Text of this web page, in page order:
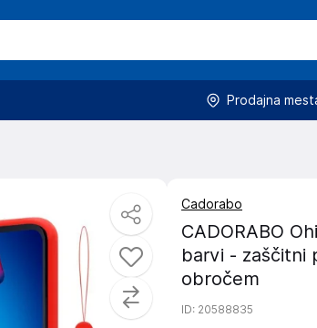
Prodajna
Cadorabo
CADORABO
barvi - zaščitni
obročem
ID: 20588835